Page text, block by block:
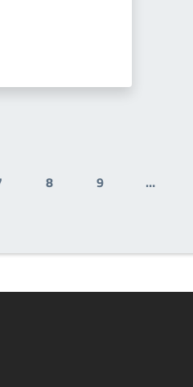
Page
8
Page
9 …